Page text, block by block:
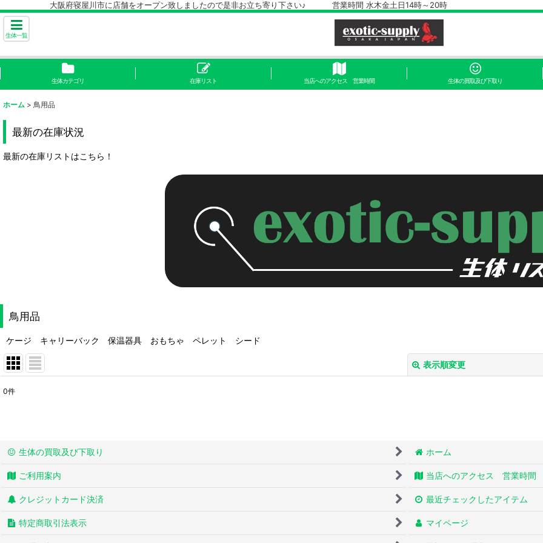
大阪府寝屋川市に店舗をオープン致しましたので是非お立ち寄り下さい♪ 営業時間 水木金土日14時～20時
生体一覧
生体カテゴリ 在庫リスト 当店へのアクセス 営業時間 生体の買取及び下取り
ホーム > 鳥用品
最新の在庫状況
最新の在庫リストはこちら！
鳥用品
ケージ キャリーバック 保温器具 おもちゃ ペレット シード
表示順変更
0件
生体の買取及び下取り ホーム
ご利用案内 当店へのアクセス 営業時間
クレジットカード決済 最近チェックしたアイテム
特定商取引法表示 マイページ